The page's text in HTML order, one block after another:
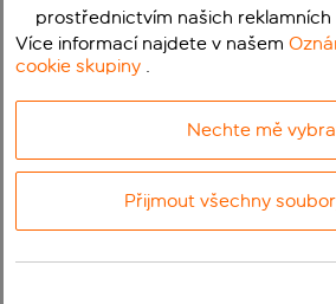
prostřednictvím našich
Více informací najdete v našem
cookie skupiny .
Nechte mě
Přijmout všechny